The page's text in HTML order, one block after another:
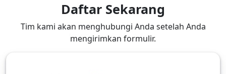
Daftar Sekarang
Tim kami akan menghubungi Anda setelah Anda
mengirimkan formulir.